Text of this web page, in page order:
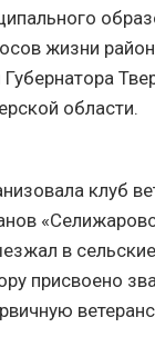
жизни
области.
клуб
в
присвоено